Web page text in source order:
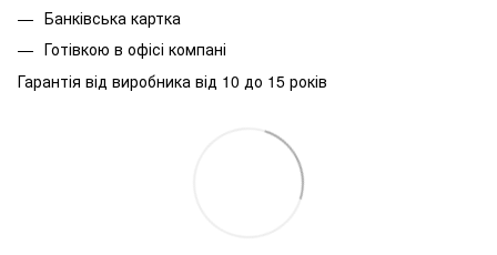
Банківська картка
Готівкою в офісі компані
Гарантія від виробника від 10 до 15 років